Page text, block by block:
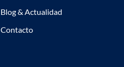
Blog & Actualidad
Contacto